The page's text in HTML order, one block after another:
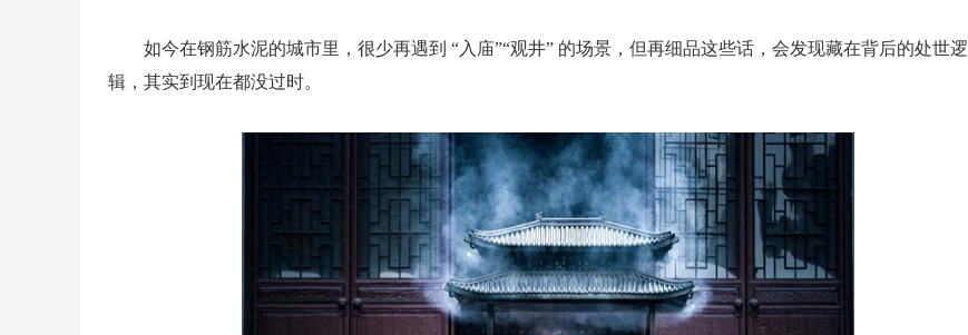
如今在钢筋水泥的城市里，很少再遇到 “入庙”“观井” 的场景，但再细品这些话，会发现藏在背后的处世逻
辑，其实到现在都没过时。